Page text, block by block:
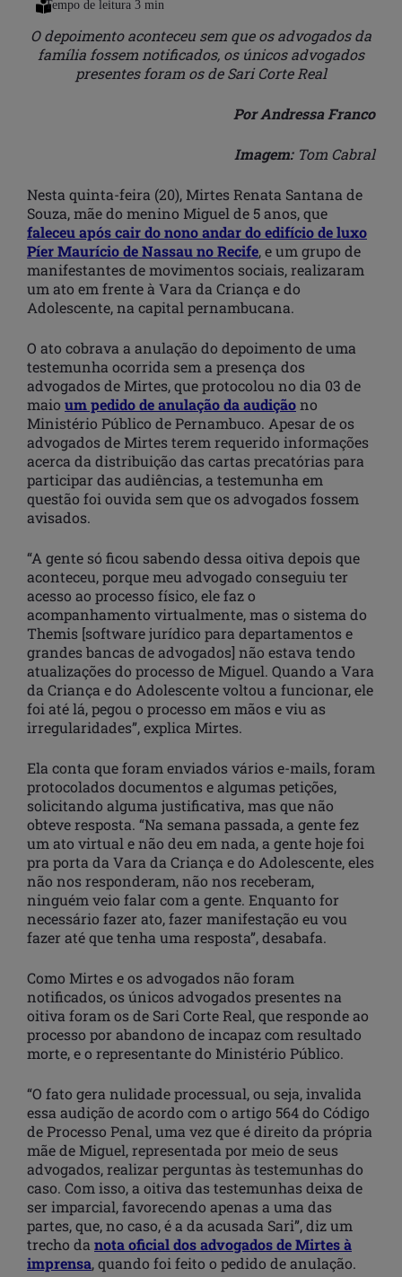
O depoimento aconteceu sem que os advogados da
família fossem notificados, os únicos advogados
presentes foram os de Sari Corte Real
Por Andressa Franco
Imagem:Tom Cabral
Nesta quinta-feira (20), Mirtes Renata Santana de
Souza, mãe do menino Miguel de 5 anos, que
faleceu após cair do nono andar do edifício de luxo
Píer Maurício de Nassau no Recife, e um grupo de
manifestantes de movimentos sociais, realizaram
um ato em frente à Vara da Criança e do
Adolescente, na capital pernambucana.
O ato cobrava a anulação do depoimento de uma
testemunha ocorrida sem a presença dos
advogados de Mirtes, que protocolou no dia 03 de
maio um pedido de anulação da audiçãono
Ministério Público de Pernambuco. Apesar de os
advogados de Mirtes terem requerido informações
acerca da distribuição das cartas precatórias para
participar das audiências, a testemunha em
questão foi ouvida sem que os advogados fossem
avisados.
“A gente só ficou sabendo dessa oitiva depois que
aconteceu, porque meu advogado conseguiu ter
acesso ao processo físico, ele faz o
acompanhamento virtualmente, mas o sistema do
Themis [software jurídico para departamentos e
grandes bancas de advogados] não estava tendo
atualizações do processo de Miguel. Quando a Vara
da Criança e do Adolescente voltou a funcionar, ele
foi até lá, pegou o processo em mãos e viu as
irregularidades”, explica Mirtes.
Ela conta que foram enviados vários e-mails, foram
protocolados documentos e algumas petições,
solicitando alguma justificativa, mas que não
obteve resposta. “Na semana passada, a gente fez
um ato virtual e não deu em nada, a gente hoje foi
pra porta da Vara da Criança e do Adolescente, eles
não nos responderam, não nos receberam,
ninguém veio falar com a gente. Enquanto for
necessário fazer ato, fazer manifestação eu vou
fazer até que tenha uma resposta”, desabafa.
Como Mirtes e os advogados não foram
notificados, os únicos advogados presentes na
oitiva foram os de Sari Corte Real, que responde ao
processo por abandono de incapaz com resultado
morte, e o representante do Ministério Público.
“O fato gera nulidade processual, ou seja, invalida
essa audição de acordo com o artigo 564 do Código
de Processo Penal, uma vez que é direito da própria
mãe de Miguel, representada por meio de seus
advogados, realizar perguntas às testemunhas do
caso. Com isso, a oitiva das testemunhas deixa de
ser imparcial, favorecendo apenas a uma das
partes, que, no caso, é a da acusada Sari”, diz um
trecho danota oficial dos advogados de Mirtes à
imprensa, quando foi feito o pedido de anulação.